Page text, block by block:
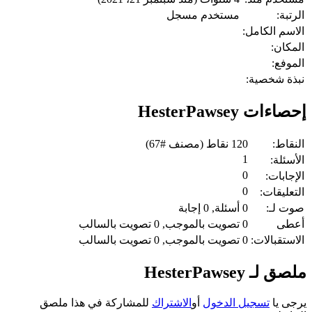
الرتبة:
مستخدم مسجل
الاسم الكامل:
المكان:
الموفع:
نبذة شخصية:
إحصاءات HesterPawsey
النقاط: 120 نقاط (مصنف #67
)
الأسئلة:
1
الإجابات:
0
التعليقات:
0
صوت لـ:
0 أسئلة, 0 إجابة
أعطى
0 تصويت بالموجب, 0 تصويت بالسالب
الاستقبالات: 0 تصويت بالموجب, 0 تصويت بالسالب
ملصق لـ HesterPawsey
يرجى يا تسجيل الدخول أو الاشتراك للمشاركة في هذا ملصق